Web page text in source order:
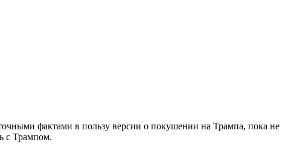
фактами в пользу версии о покушении на Трампа, пока не
с Трампом.